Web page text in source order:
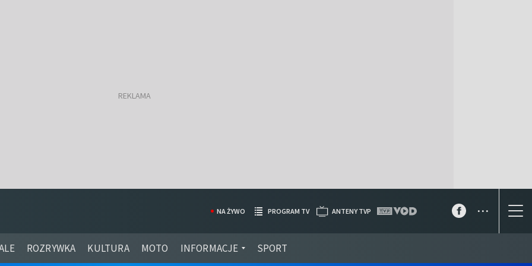
ROZRYWKA KULTURA MOTO INFORMACJE SPORT
NA ŻYWO PROGRAM TV ANTENY TVP ...